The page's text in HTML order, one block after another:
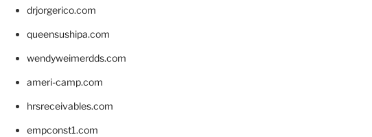
drjorgerico.com
queensushipa.com
wendyweimerdds.com
ameri-camp.com
hrsreceivables.com
empconst1.com